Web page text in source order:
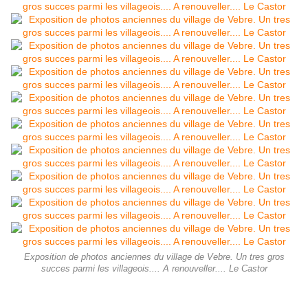
Exposition de photos anciennes du village de Vebre. Un tres gros
succes parmi les villageois.... A renouveller.... Le Castor